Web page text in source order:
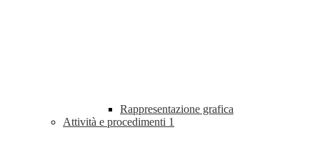
Rappresentazione grafica
Attività e procedimenti 1